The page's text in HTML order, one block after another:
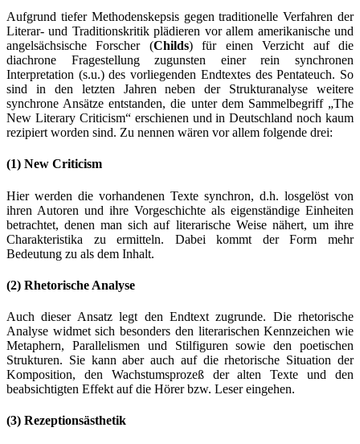
Aufgrund tiefer Methodenskepsis gegen traditionelle Verfahren der
Literar- und Traditionskritik plädieren vor allem amerikanische und
angelsächsische Forscher (Childs) für einen Verzicht auf die
diachrone Fragestellung zugunsten einer rein synchronen
Interpretation (s.u.) des vorliegenden Endtextes des Pentateuch. So
sind in den letzten Jahren neben der Strukturanalyse weitere
synchrone Ansätze entstanden, die unter dem Sammelbegriff „The
New Literary Criticism“ erschienen und in Deutschland noch kaum
rezipiert worden sind. Zu nennen wären vor allem folgende drei:
(1) New Criticism
Hier werden die vorhandenen Texte synchron, d.h. losgelöst von
ihren Autoren und ihre Vorgeschichte als eigenständige Einheiten
betrachtet, denen man sich auf literarische Weise nähert, um ihre
Charakteristika zu ermitteln. Dabei kommt der Form mehr
Bedeutung zu als dem Inhalt.
(2) Rhetorische Analyse
Auch dieser Ansatz legt den Endtext zugrunde. Die rhetorische
Analyse widmet sich besonders den literarischen Kennzeichen wie
Metaphern, Parallelismen und Stilfiguren sowie den poetischen
Strukturen. Sie kann aber auch auf die rhetorische Situation der
Komposition, den Wachstumsprozeß der alten Texte und den
beabsichtigten Effekt auf die Hörer bzw. Leser eingehen.
(3) Rezeptionsästhetik